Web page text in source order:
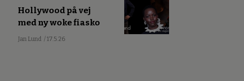
Hollywood på vej
med ny woke fiasko
Jan Lund / 17.5.26